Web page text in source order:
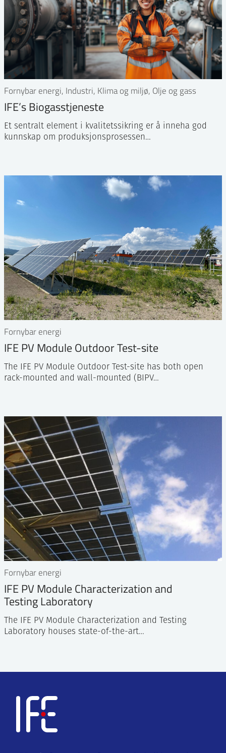
Fornybar energi, Industri, Klima og miljø, Olje og gass
IFE’s Biogasstjeneste
Et sentralt element i kvalitetssikring er å inneha god
kunnskap om produksjonsprosessen…
Fornybar energi
IFE PV Module Outdoor Test-site
The IFE PV Module Outdoor Test-site has both open
rack-mounted and wall-mounted (BIPV…
Fornybar energi
IFE PV Module Characterization and
Testing Laboratory
The IFE PV Module Characterization and Testing
Laboratory houses state-of-the-art…